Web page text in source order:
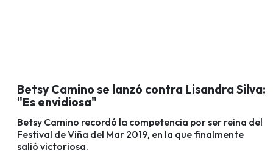
Betsy Camino se lanzó contra Lisandra Silva:
"Es envidiosa"
Betsy Camino recordó la competencia por ser reina del
Festival de Viña del Mar 2019, en la que finalmente
salió victoriosa.